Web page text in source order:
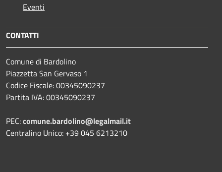
Eventi
CONTATTI
Comune di Bardolino
Piazzetta San Gervaso 1
Codice Fiscale: 00345090237
Partita IVA: 00345090237
PEC:comune.bardolino@legalmail.it
Centralino Unico: +39 045 6213210